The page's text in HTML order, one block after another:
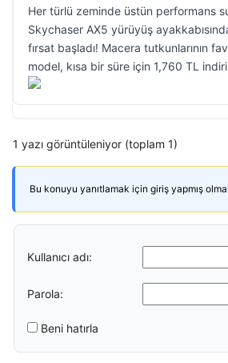
Her türlü zeminde üstün performans
Skychaser AX5 yürüyüş
fırsat başladı! Macera tutkunlarının
model, kısa bir süre için 1,760 TL
1 yazı görüntüleniyor (toplam 1)
Bu konuyu yanıtlamak için giriş yapmış
Kullanıcı adı:
Parola:
Beni hatırla